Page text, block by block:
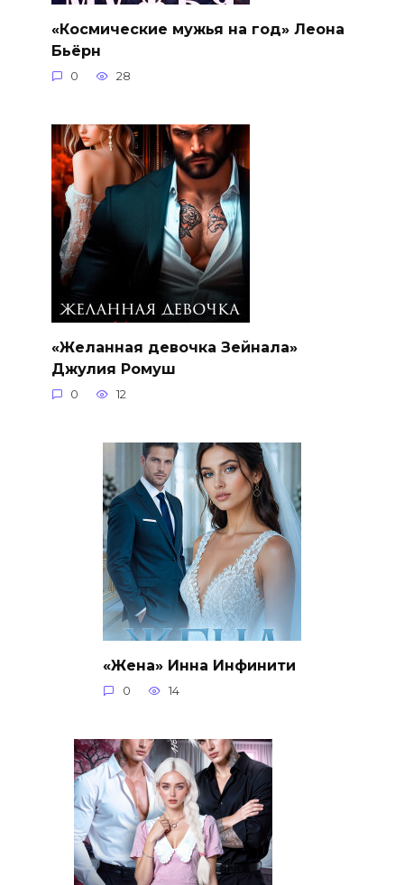
«Космические мужья на год» Леона
Бьёрн
0 28
«Желанная девочка Зейнала»
Джулия Ромуш
0 12
«Жена» Инна Инфинити
0 14